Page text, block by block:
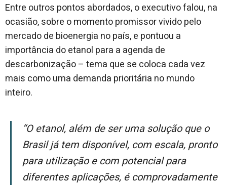
Entre outros pontos abordados, o executivo falou, na
ocasião, sobre o momento promissor vivido pelo
mercado de bioenergia no país, e pontuou a
importância do etanol para a agenda de
descarbonização – tema que se coloca cada vez
mais como uma demanda prioritária no mundo
inteiro.
“O etanol, além de ser uma solução que o
Brasil já tem disponível, com escala, pronto
para utilização e com potencial para
diferentes aplicações, é comprovadamente